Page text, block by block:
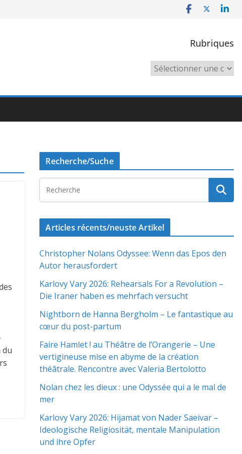
Rubriques
Rubriques
du
Recherche/Suche
Articles récents/neuste Artikel
Christopher Nolans Odyssee: Wenn das Epos den
Autor herausfordert
Karlovy Vary 2026: Rehearsals For a Revolution –
Die Iraner haben es mehrfach versucht
Nightborn de Hanna Bergholm – Le fantastique au
cœur du post-partum
Faire Hamlet ! au Théâtre de l’Orangerie – Une
vertigineuse mise en abyme de la création
théâtrale. Rencontre avec Valeria Bertolotto
Nolan chez les dieux : une Odyssée qui a le mal de
mer
Karlovy Vary 2026: Hijamat von Nader Saeivar​​ –
Ideologische Religiosität, mentale Manipulation
und ihre Opfer